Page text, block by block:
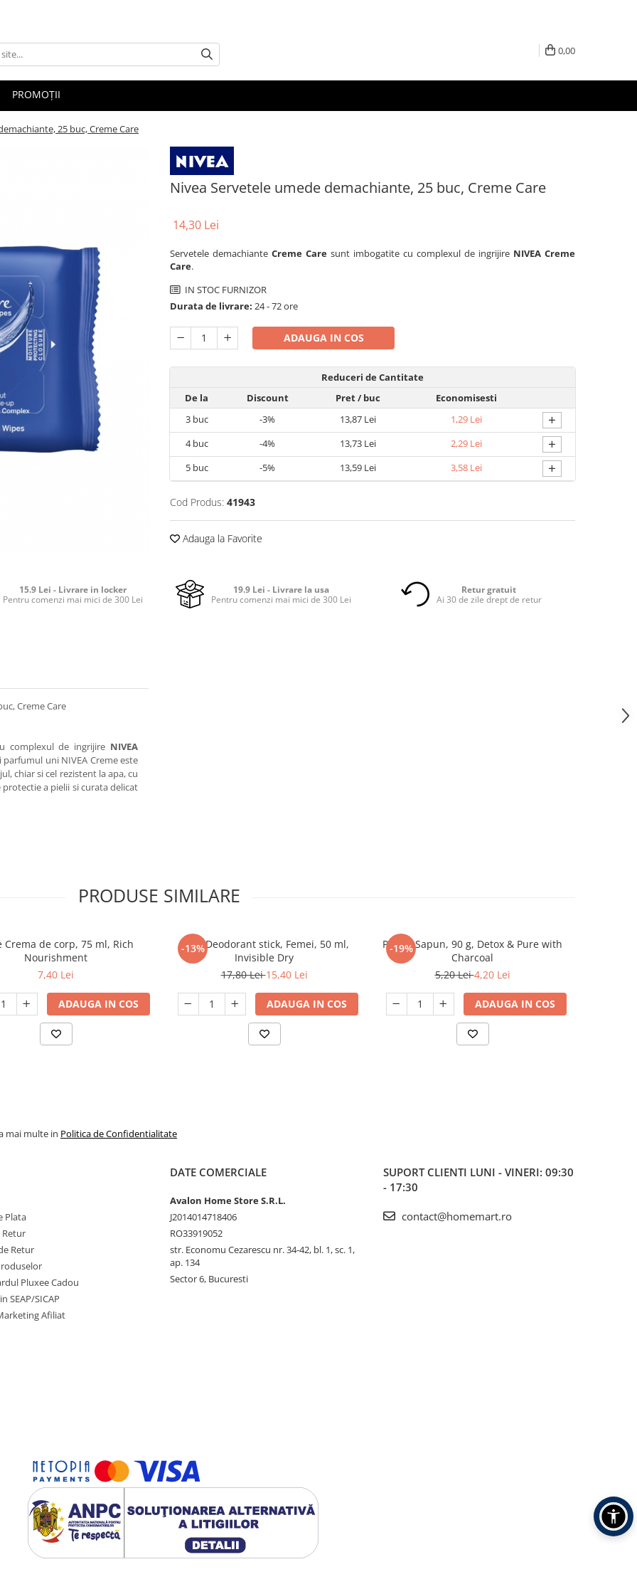
0,00
PROMOȚII
25 buc, Creme Care
Nivea Servetele umede demachiante, 25 buc, Creme Care
14,30 Lei
Servetele demachiante Creme Care sunt imbogatite cu complexul de ingrijire NIVEA Creme
Care.
IN STOC FURNIZOR
Durata de livrare: 24 - 72 ore
ADAUGA IN COS
Reduceri de Cantitate
De la
Discount Pret/ buc
Economisesti
3buc -3% 13,87 Lei 1,29 Lei +
4buc -4% 13,73 Lei 2,29 Lei +
5buc -5% 13,59 Lei 3,58 Lei +
Cod Produs: 41943
Adauga la Favorite
15.9 Lei - Livrare in locker
Pentru comenzi mai mici de 300 Lei
19.9 Lei - Livrare la usa
Pentru comenzi mai mici de 300 Lei
Retur gratuit
Ai 30 de zile drept de retur
Creme Care
complexul de ingrijire NIVEA
uni NIVEA Creme este
chiar si cel rezistent la apa, cu
a pielii si curata delicat
PRODUSE SIMILARE
Crema de corp, 75 ml, Rich
Nourishment
7,40 Lei
ADAUGA IN COS
-13%
Dove Deodorant stick, Femei, 50 ml,
Invisible Dry
17,80 Lei15,40 Lei
ADAUGA IN COS
-19%
Protex Sapun, 90 g, Detox & Pure with
Charcoal
5,20 Lei4,20 Lei
ADAUGA IN COS
mai multe in Politica de Confidentialitate
Plata
Retur
Retur
Pluxee Cadou
SEAP/SICAP
Afiliat
DATE COMERCIALE
Avalon Home Store S.R.L.
J2014014718406
RO33919052
str. Economu Cezarescu nr. 34-42, bl. 1, sc. 1,
ap. 134
Sector 6, Bucuresti
SUPORT CLIENTI LUNI - VINERI: 09:30
- 17:30
contact@homemart.ro